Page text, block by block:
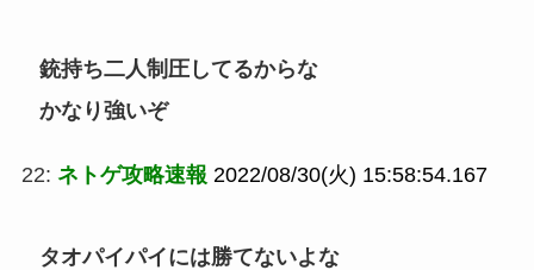
銃持ち二人制圧してるからな
かなり強いぞ
22: ネトゲ攻略速報 2022/08/30(火) 15:58:54.167
タオパイパイには勝てないよな